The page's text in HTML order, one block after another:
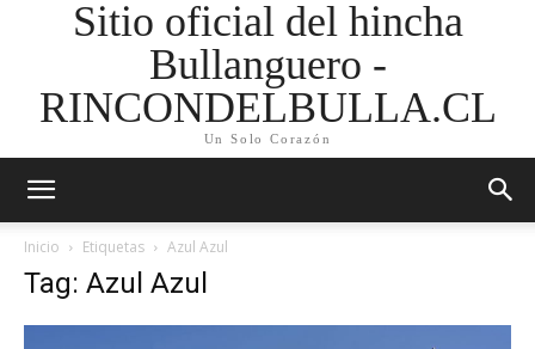
Sitio oficial del hincha
Bullanguero -
RINCONDELBULLA.CL
Un Solo Corazón
Inicio Etiquetas Azul Azul
Tag: Azul Azul